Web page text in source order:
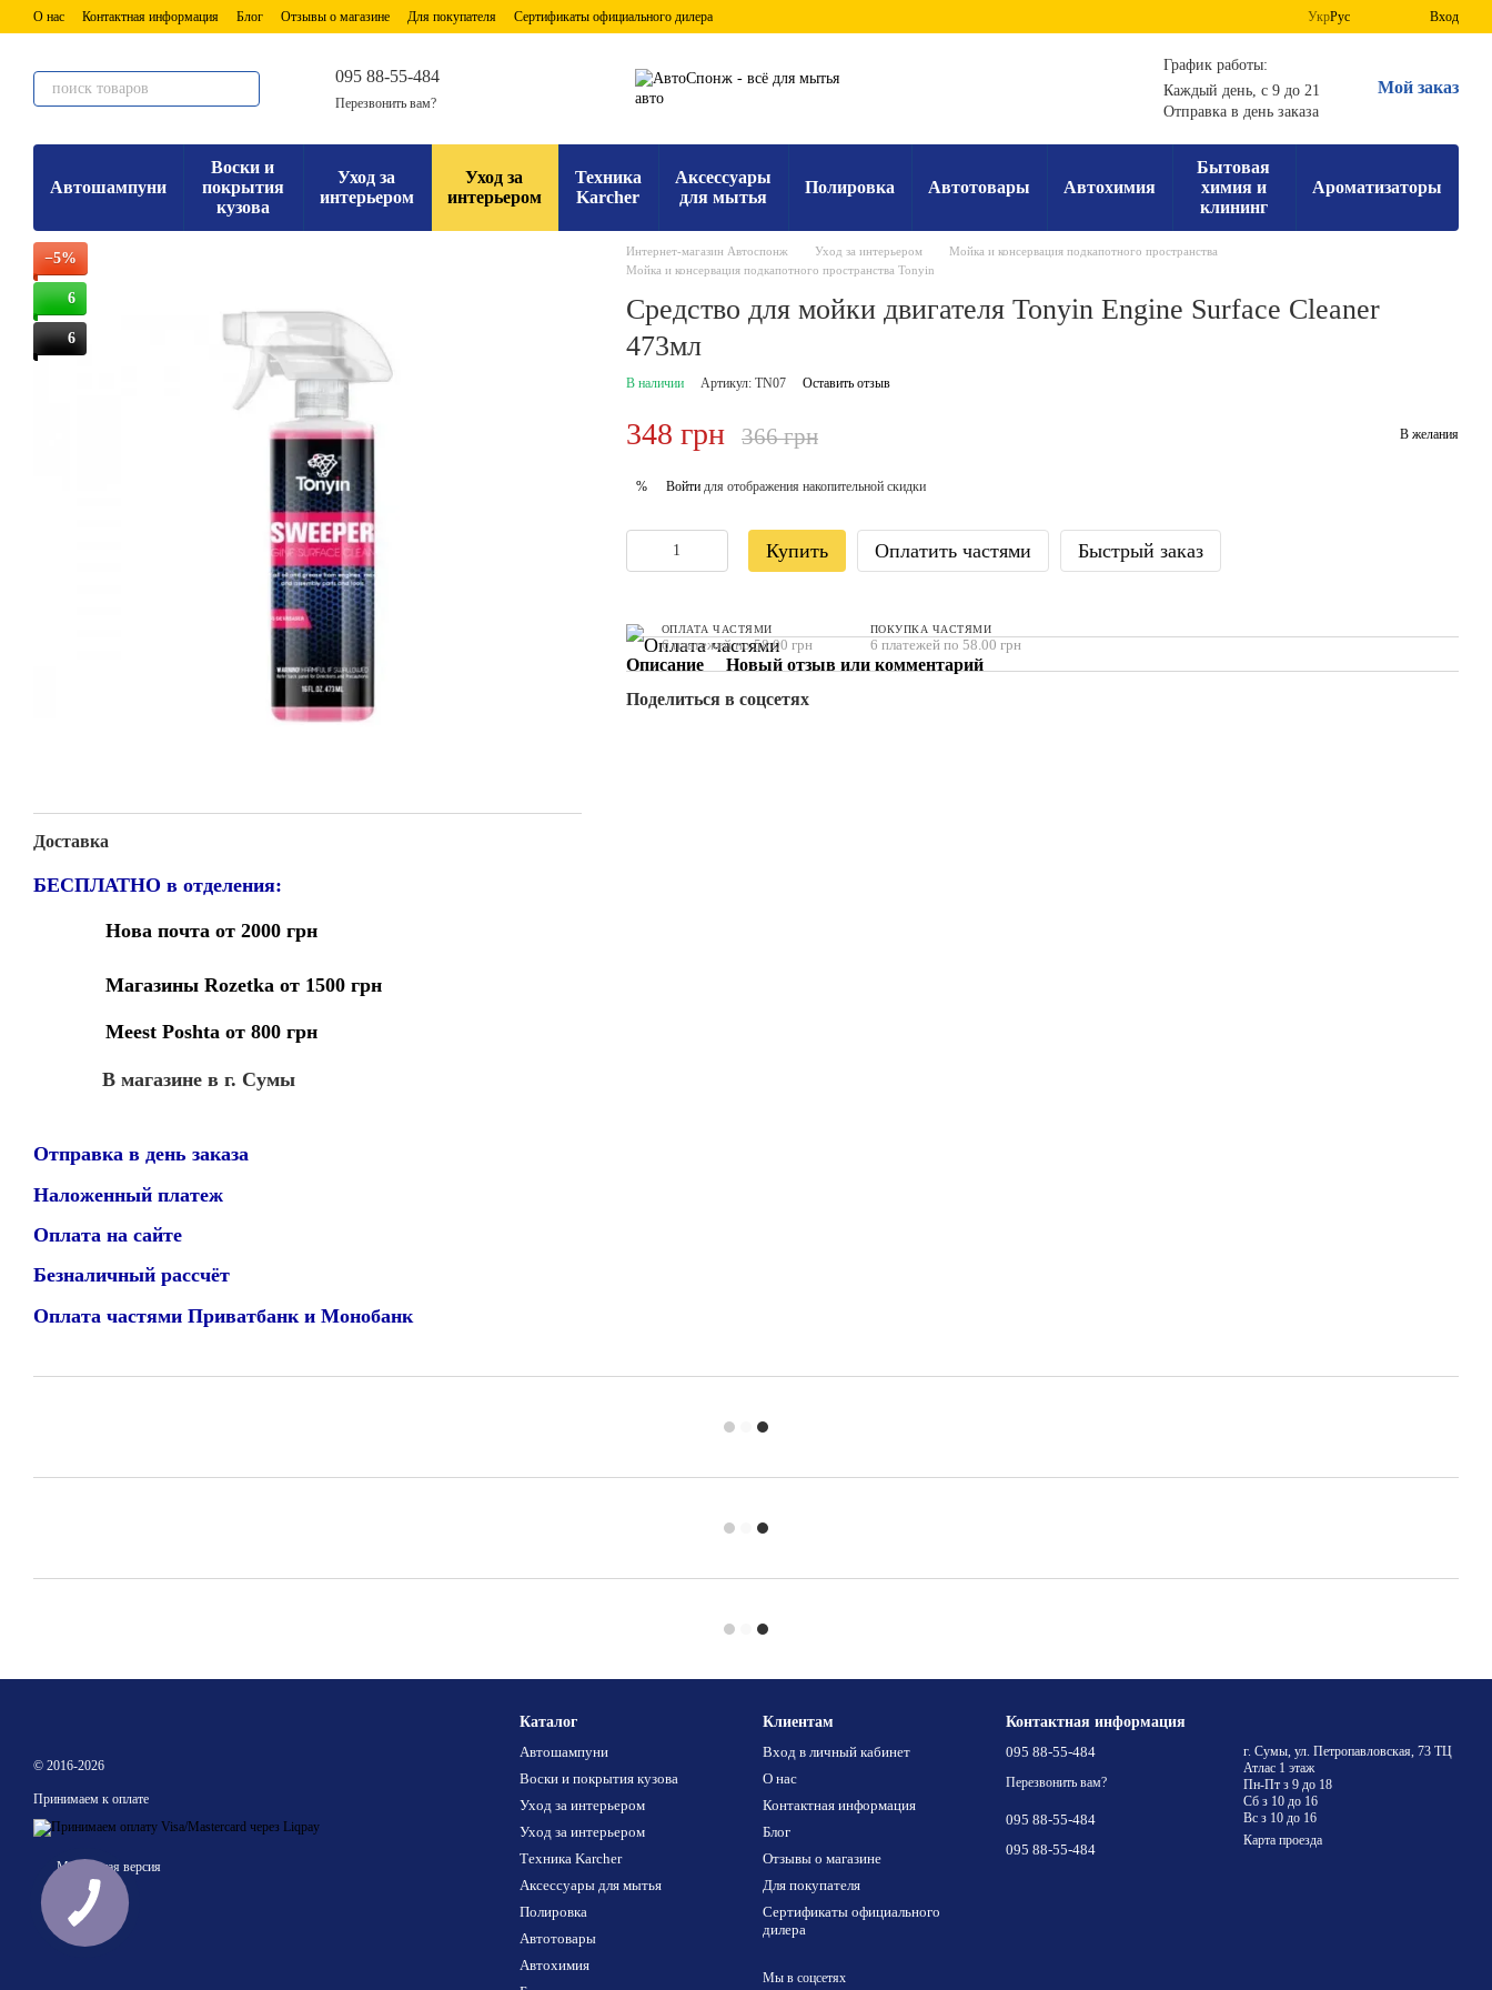
Перейти к основному контенту
О нас Контактная информация Блог Отзывы о магазине Для покупателя Сертификаты официального дилера УкрРус Вход
095 88-55-484
Перезвонить вам?
График работы:
Каждый день, с 9 до 21
Отправка в день заказа
Мой заказ
Автошампуни
Воски и
покрытия
кузова
Уход за
интерьером
Уход за
интерьером
Техника
Karcher
Аксессуары
для мытья
Полировка Автотовары Автохимия
Бытовая
химия и
клининг
Ароматизаторы
−5%
6
6
Доставка
БЕСПЛАТНО в отделения:
Нова почта от 2000 грн
Магазины Rozetka от 1500 грн
Meest Poshta от 800 грн
В магазине в г. Сумы
Отправка в день заказа
Наложенный платеж
Оплата на сайте
Безналичный рассчёт
Оплата частями Приватбанк и Монобанк
Интернет-магазин Автоспонж Уход за интерьером
Мойка и консервация подкапотного пространства
Мойка и консервация подкапотного пространства Tonyin
Средство для мойки двигателя Tonyin Engine Surface Cleaner
473мл
В наличии Артикул: TN07 Оставить отзыв
348 грн 366 грн В желания
% Войтидля отображения накопительной скидки
Купить Оплатить частями Быстрый заказ
ОПЛАТА ЧАСТЯМИ
6 платежей по 58.00 грн
ПОКУПКА ЧАСТЯМИ
6 платежей по 58.00 грн
Описание
Новый отзыв или комментарий
Поделиться в соцсетях
© 2016-2026
Принимаем к оплате
Мобильная версия
Каталог
Автошампуни
Воски и покрытия кузова
Уход за интерьером
Уход за интерьером
Техника Karcher
Аксессуары для мытья
Полировка
Автотовары
Автохимия
Клиентам
Вход в личный кабинет
О нас
Контактная информация
Блог
Отзывы о магазине
Для покупателя
Сертификаты официального
дилера
Мы в соцсетях
Контактная информация
095 88-55-484
Перезвонить вам?
095 88-55-484
095 88-55-484
г. Сумы, ул. Петропавловская, 73 ТЦ
Атлас 1 этаж
Пн-Пт з 9 до 18
Сб з 10 до 16
Вс з 10 до 16
Карта проезда